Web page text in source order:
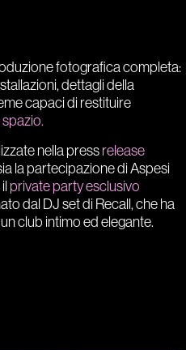
fotografica completa:
dettagli della
capaci di restituire
spazio.
nella press release
la partecipazione di Aspesi
private party esclusivo
dal DJ set di Recall, che ha
club intimo ed elegante.